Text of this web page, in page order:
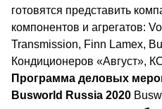
готовятся представить
компонентов и агрегатов:
Transmission, Finn Lamex,
Кондиционеров «Август»,
Программа деловых
Busworld Russia 2020